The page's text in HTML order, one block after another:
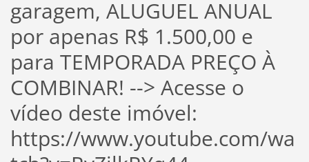
garagem, ALUGUEL ANUAL
por apenas R$ 1.500,00 e
para TEMPORADA PREÇO À
COMBINAR! --> Acesse o
vídeo deste imóvel:
https://www.youtube.com/wa